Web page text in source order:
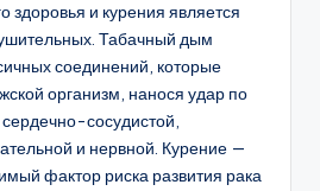
здоровья и курения является
Табачный дым
соединений, которые
организм, нанося удар по
сосудистой,
и нервной. Курение —
фактор риска развития рака